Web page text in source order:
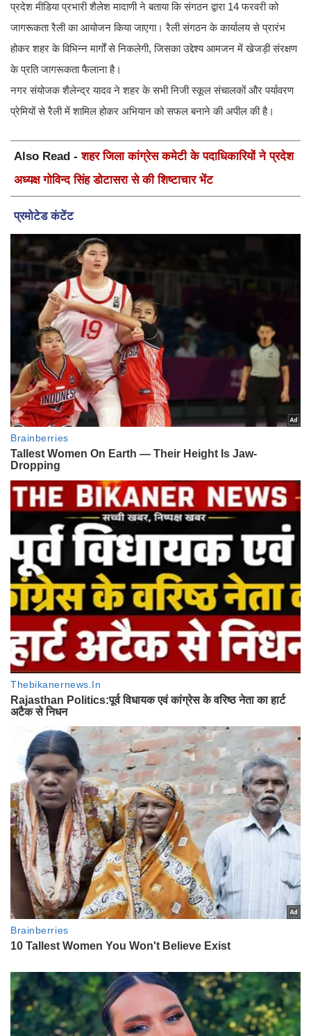
प्रदेश मीडिया प्रभारी शैलेश मादाणी ने बताया कि संगठन द्वारा 14 फरवरी को
जागरूकता रैली का आयोजन किया जाएगा। रैली संगठन के कार्यालय से प्रारंभ
होकर शहर के विभिन्न मार्गों से निकलेगी, जिसका उद्देश्य आमजन में खेजड़ी संरक्षण
के प्रति जागरूकता फैलाना है।
नगर संयोजक शैलेन्द्र यादव ने शहर के सभी निजी स्कूल संचालकों और पर्यावरण
प्रेमियों से रैली में शामिल होकर अभियान को सफल बनाने की अपील की है।
Also Read -शहर जिला कांग्रेस कमेटी के पदाधिकारियों ने प्रदेश
अध्यक्ष गोविन्द सिंह डोटासरा से की शिष्टाचार भेंट